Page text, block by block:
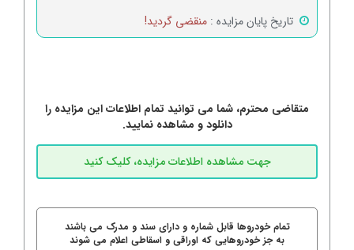
تاریخ پایان مزایده : منقضی گردید!
متقاضی محترم، شما می توانید تمام اطلاعات این مزایده را
دانلود و مشاهده نمایید.
تمام خودروها قابل شماره و دارای سند و مدرک می باشند
به جز خودروهایی که اوراقی و اسقاطی اعلام می شوند